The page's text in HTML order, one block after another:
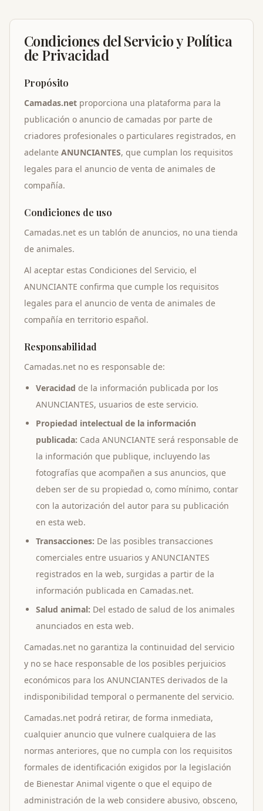
Condiciones del Servicio y Política
de Privacidad
Propósito
Camadas.net proporciona una plataforma para la
publicación o anuncio de camadas por parte de
criadores profesionales o particulares registrados, en
adelante ANUNCIANTES, que cumplan los requisitos
legales para el anuncio de venta de animales de
compañía.
Condiciones de uso
Camadas.net es un tablón de anuncios, no una tienda
de animales.
Al aceptar estas Condiciones del Servicio, el
ANUNCIANTE confirma que cumple los requisitos
legales para el anuncio de venta de animales de
compañía en territorio español.
Responsabilidad
Camadas.net no es responsable de:
Veracidad de la información publicada por los
ANUNCIANTES, usuarios de este servicio.
Propiedad intelectual de la información
publicada: Cada ANUNCIANTE será responsable de
la información que publique, incluyendo las
fotografías que acompañen a sus anuncios, que
deben ser de su propiedad o, como mínimo, contar
con la autorización del autor para su publicación
en esta web.
Transacciones: De las posibles transacciones
comerciales entre usuarios y ANUNCIANTES
registrados en la web, surgidas a partir de la
información publicada en Camadas.net.
Salud animal: Del estado de salud de los animales
anunciados en esta web.
Camadas.net no garantiza la continuidad del servicio
y no se hace responsable de los posibles perjuicios
económicos para los ANUNCIANTES derivados de la
indisponibilidad temporal o permanente del servicio.
Camadas.net podrá retirar, de forma inmediata,
cualquier anuncio que vulnere cualquiera de las
normas anteriores, que no cumpla con los requisitos
formales de identificación exigidos por la legislación
de Bienestar Animal vigente o que el equipo de
administración de la web considere abusivo, obsceno,